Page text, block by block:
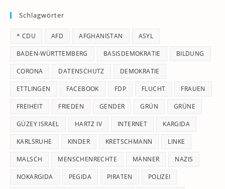
Schlagwörter
* CDU AFD AFGHANISTAN ASYL
BADEN-WÜRTTEMBERG BASISDEMOKRATIE BILDUNG
CORONA DATENSCHUTZ DEMOKRATIE
ETTLINGEN FACEBOOK FDP FLUCHT FRAUEN
FREIHEIT FRIEDEN GENDER GRÜN GRÜNE
GÜZEY ISRAEL HARTZ IV INTERNET KARGIDA
KARLSRUHE KINDER KRETSCHMANN LINKE
MALSCH MENSCHENRECHTE MÄNNER NAZIS
NOKARGIDA PEGIDA PIRATEN POLIZEI